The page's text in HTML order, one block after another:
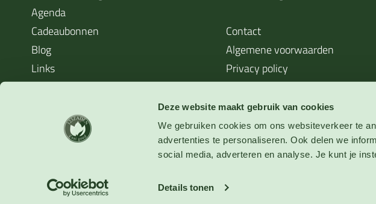
Deze website maakt gebruik van cookies
We gebruiken cookies om ons websiteverkeer te
advertenties te personaliseren. Ook delen we
social media, adverteren en analyse. Je kunt je
Details tonen
Agenda
Cadeaubonnen
Blog
Links
Cookieverklaring
Waarom zaden soms niet kiemen
Contact
Algemene voorwaarden
Privacy policy
Betalingen: